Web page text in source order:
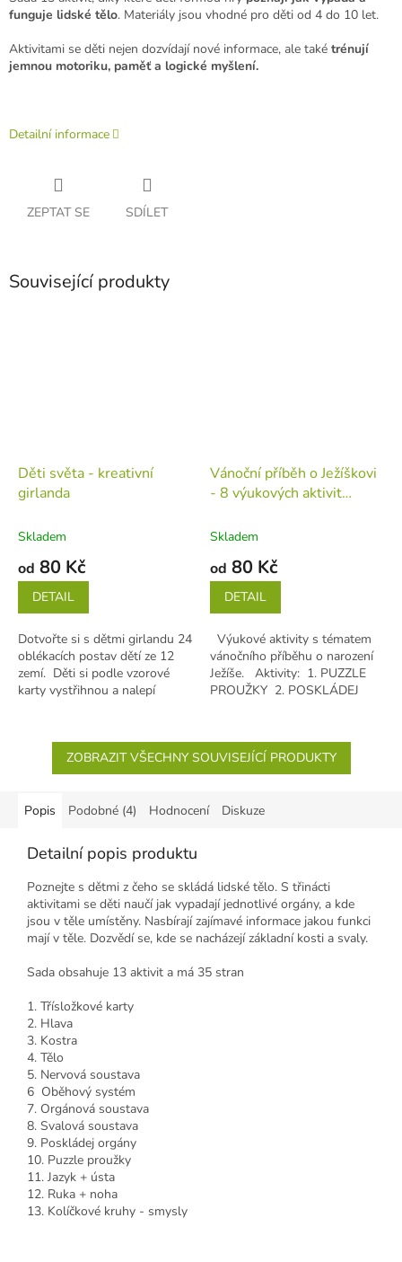
funguje lidské tělo. Materiály jsou vhodné pro děti od 4 do 10 let.
Aktivitami se děti nejen dozvídají nové informace, ale také trénují
jemnou motoriku, paměť a logické myšlení.
Detailní informace
ZEPTAT SE SDÍLET
Související produkty
Děti světa - kreativní
girlanda
Skladem
od 80 Kč
DETAIL
Dotvořte si s dětmi girlandu 24
oblékacích postav dětí ze 12
zemí. Děti si podle vzorové
karty vystřihnou a nalepí
Vánoční příběh o Ježíškovi
- 8 výukových aktivit
listech)
Skladem
od 80 Kč
DETAIL
Výukové aktivity s tématem
vánočního příběhu o narození
Ježíše. Aktivity: 1. PUZZLE
PROUŽKY 2. POSKLÁDEJ
ZOBRAZIT VŠECHNY SOUVISEJÍCÍ PRODUKTY
Popis Podobné (4) Hodnocení Diskuze
Detailní popis produktu
Poznejte s dětmi z čeho se skládá lidské tělo. S třinácti
aktivitami se děti naučí jak vypadají jednotlivé orgány, a kde
jsou v těle umístěny. Nasbírají zajímavé informace jakou funkci
mají v těle. Dozvědí se, kde se nacházejí základní kosti a svaly.
Sada obsahuje 13 aktivit a má 35 stran
1. Třísložkové karty
2. Hlava
3. Kostra
4. Tělo
5. Nervová soustava
6 Oběhový systém
7. Orgánová soustava
8. Svalová soustava
9. Poskládej orgány
10. Puzzle proužky
11. Jazyk + ústa
12. Ruka + noha
13. Kolíčkové kruhy - smysly